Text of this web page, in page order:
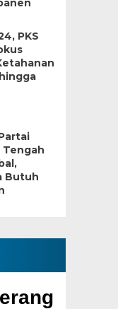
PKS
Tengah
Butuh